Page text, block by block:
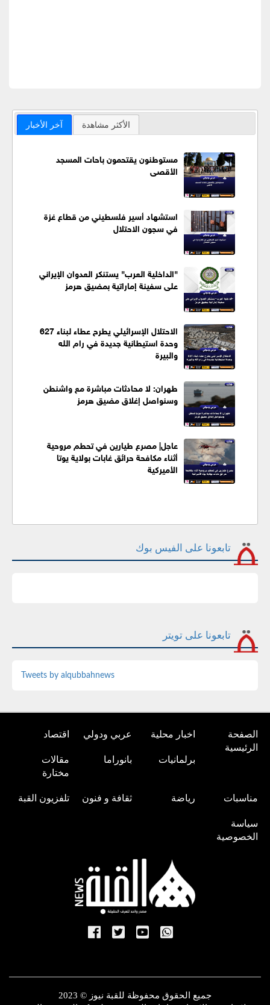
آخر الأخبار الأكثر مشاهدة
مستوطنون يقتحمون باحات المسجد
الأقصى
استشهاد أسير فلسطيني من قطاع غزة
في سجون الاحتلال
"الداخلية العرب" يستنكر العدوان الإيراني
على سفينة إماراتية بمضيق هرمز
الاحتلال الإسرائيلي يطرح عطاء لبناء 627
وحدة استيطانية جديدة في رام الله
والبيرة
طهران: لا محادثات مباشرة مع واشنطن
وسنواصل إغلاق مضيق هرمز
عاجل| مصرع طيارين في تحطم مروحية
أثناء مكافحة حرائق غابات بولاية يوتا
الأميركية
تابعونا على الفيس بوك
تابعونا على تويتر
Tweets by alqubbahnews
الصفحة
الرئيسية
اخبار محلية عربي ودولي اقتصاد
برلمانيات بانوراما
مقالات
مختارة
مناسبات رياضة ثقافة و فنون تلفزيون القبة
سياسة
الخصوصية
جميع الحقوق محفوظة للقبة نيوز © 2023